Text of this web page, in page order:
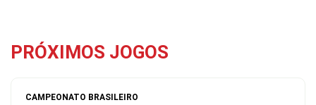
PRÓXIMOS JOGOS
CAMPEONATO BRASILEIRO